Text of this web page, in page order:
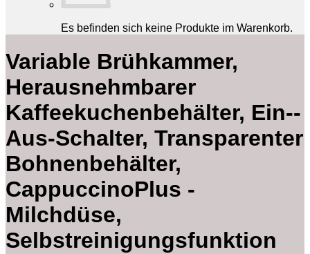
Es befinden sich keine Produkte im Warenkorb.
‎Variable Brühkammer,
Herausnehmbarer
Kaffeekuchenbehälter, Ein--
Aus-Schalter, Transparenter
Bohnenbehälter,
CappuccinoPlus -
Milchdüse,
Selbstreinigungsfunktion